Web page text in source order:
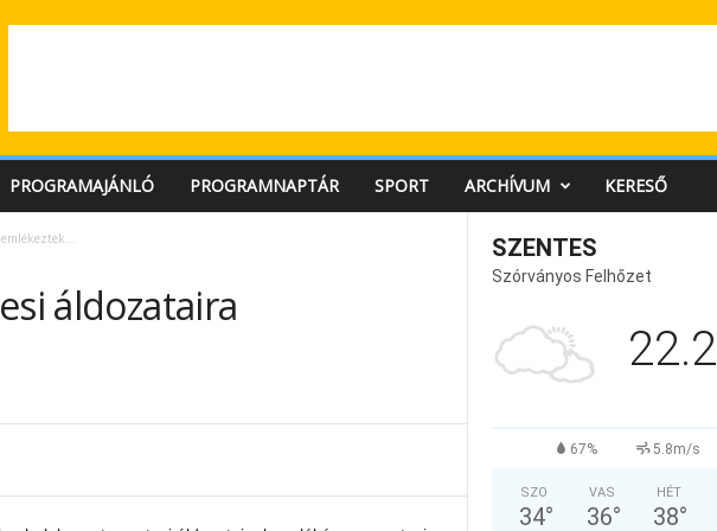
PROGRAMAJÁNLÓ PROGRAMNAPTÁR SPORT ARCHÍVUM KERESŐ
áldozataira
SZENTES
Szórványos Felhőzet
22.2
67% 5.8m/s
SZO
34°
VAS
36°
HÉT
38°